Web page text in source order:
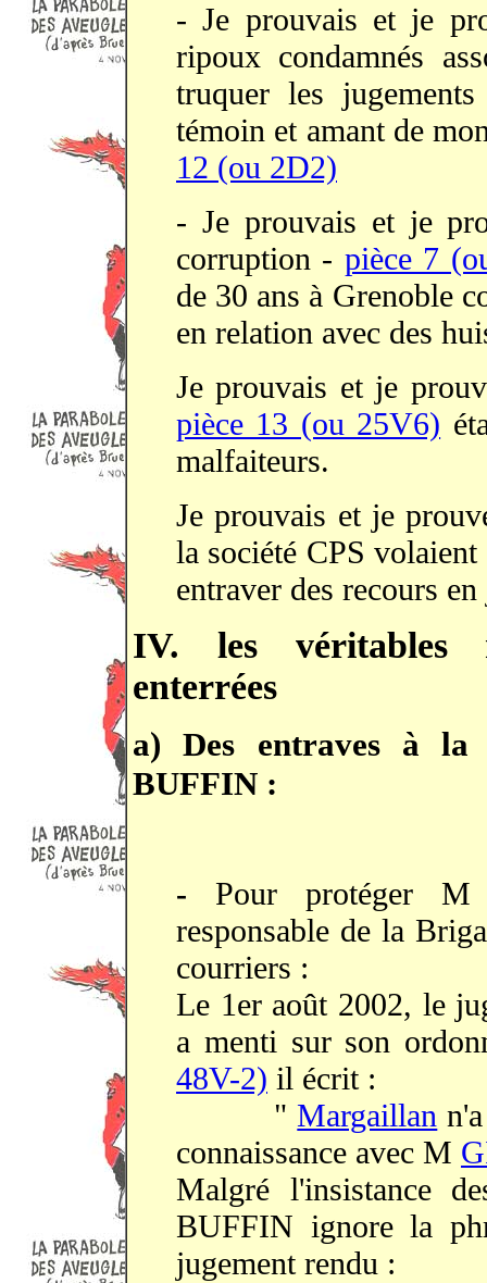
- Je prouvais et je
ripoux condamnés
truquer les
témoin et amant de
12 (ou 2D2)
- Je prouvais et je
corruption - pièce 7
de 30 ans à Grenoble
en relation avec des
Je prouvais et je
pièce 13 (ou 25V6)
malfaiteurs.
Je prouvais et je
la société CPS
entraver des recours
IV. les véritables
enterrées
a) Des entraves à
BUFFIN :
- Pour protéger
responsable de la
courriers :
Le 1er août 2002, le
a menti sur son
48V-2) il écrit :
"Margaillan
connaissance avec M
Malgré l'insistance
BUFFIN ignore la
jugement rendu :